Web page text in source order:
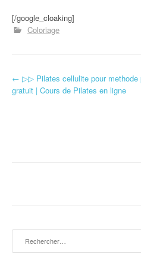
[/google_cloaking]
Coloriage
Navigation d'article
← ▷▷ Pilates cellulite pour methode
gratuit | Cours de Pilates en ligne